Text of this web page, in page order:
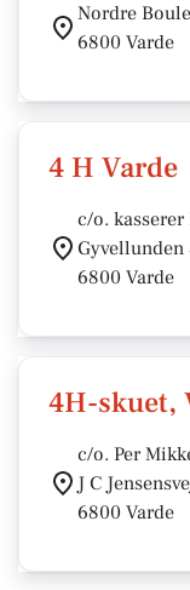
Nordre
6800 Varde
4 H Varde
c/o.
Gyvellunden
6800 Varde
4H-skuet,
c/o. Per
J C
6800 Varde